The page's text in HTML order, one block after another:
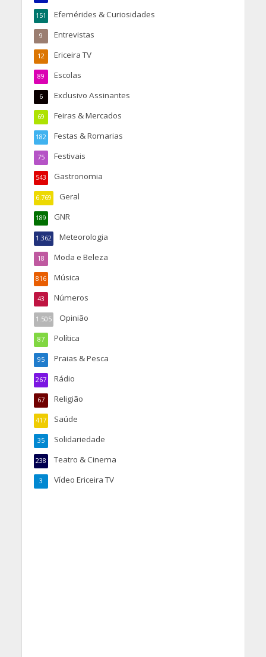
Efemérides & Curiosidades
151
Entrevistas
9
Ericeira TV
12
Escolas
89
Exclusivo Assinantes
6
Feiras & Mercados
69
Festas & Romarias
182
Festivais
75
Gastronomia
543
Geral
6.769
GNR
189
Meteorologia
1.362
Moda e Beleza
18
Música
816
Números
43
Opinião
1.505
Política
87
Praias & Pesca
95
Rádio
267
Religião
67
Saúde
417
Solidariedade
35
Teatro & Cinema
238
Vídeo Ericeira TV
3